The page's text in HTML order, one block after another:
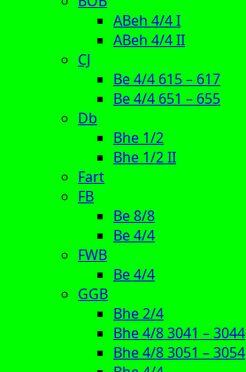
ABeh 4/4 I
ABeh 4/4 II
CJ
Be 4/4 615 – 617
Be 4/4 651 – 655
Db
Bhe 1/2
Bhe 1/2 II
Fart
FB
Be 8/8
Be 4/4
FWB
Be 4/4
GGB
Bhe 2/4
Bhe 4/8 3041 – 3044
Bhe 4/8 3051 – 3054